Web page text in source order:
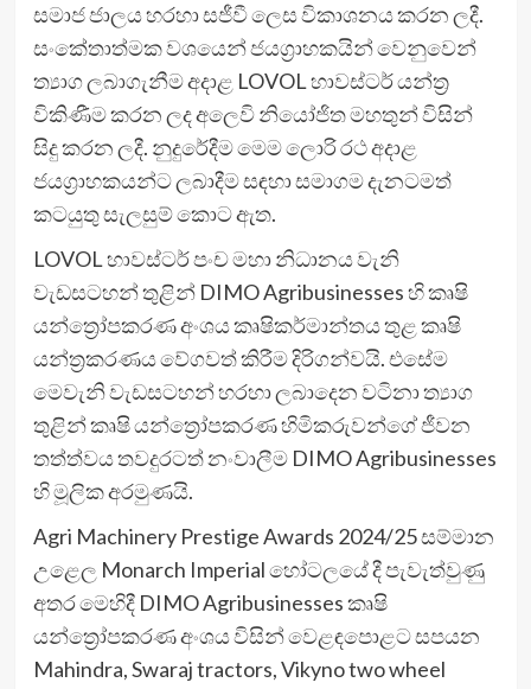
සමාජ ජාලය හරහා සජීවී ලෙස විකාශනය කරන ලදී.
සංකේතාත්මක වශයෙන් ජයග්‍රාහකයින් වෙනුවෙන්
ත්‍යාග ලබාගැනීම අදාළ LOVOL හාවස්ටර් යන්ත්‍ර
විකිණීම කරන ලද අලෙවි නියෝජිත මහතුන් විසින්
සිදු කරන ලදී. නුදුරේදීම මෙම ලොරි රථ අදාළ
ජයග්‍රාහකයන්ට ලබාදීම සඳහා සමාගම දැනටමත්
කටයුතු සැලසුම් කොට ඇත.
LOVOL හාවස්ටර් පංච මහා නිධානය වැනි
වැඩසටහන් තුළින් DIMO Agribusinesses හි කෘෂි
යන්ත්‍රෝපකරණ අංශය කෘෂිකර්මාන්තය තුළ කෘෂි
යන්ත්‍රකරණය වේගවත් කිරීම දිරිගන්වයි. එසේම
මෙවැනි වැඩසටහන් හරහා ලබාදෙන වටිනා ත්‍යාග
තුළින් කෘෂි යන්ත්‍රෝපකරණ හිමිකරුවන්ගේ ජීවන
තත්ත්වය තවදුරටත් නංවාලීම DIMO Agribusinesses
හි මූලික අරමුණයි.
Agri Machinery Prestige Awards 2024/25 සම්මාන
උළෙල Monarch Imperial හෝටලයේ දී පැවැත්වුණු
අතර මෙහිදී DIMO Agribusinesses කෘෂි
යන්ත්‍රෝපකරණ අංශය විසින් වෙළඳපොළට සපයන
Mahindra, Swaraj tractors, Vikyno two wheel